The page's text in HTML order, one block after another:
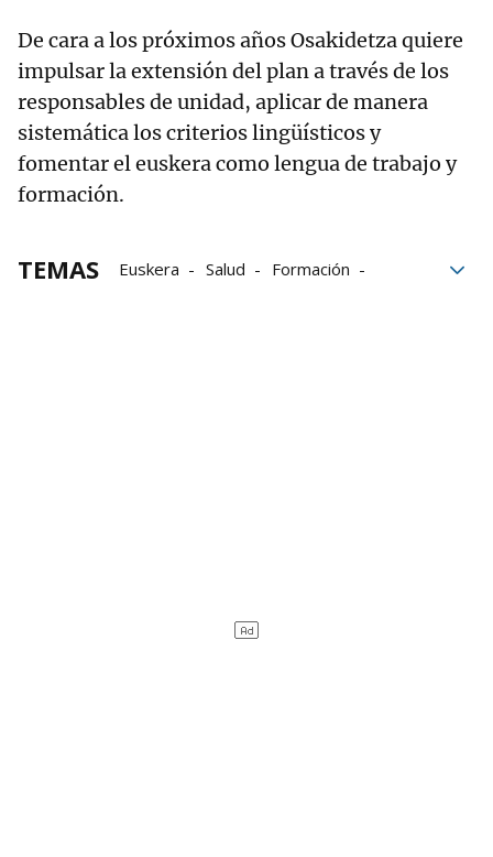
De cara a los próximos años Osakidetza quiere
impulsar la extensión del plan a través de los
responsables de unidad, aplicar de manera
sistemática los criterios lingüísticos y
fomentar el euskera como lengua de trabajo y
formación.
TEMAS Euskera Salud
Formación